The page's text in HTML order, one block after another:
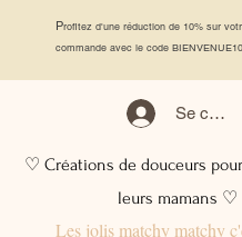
Profitez d'une réduction de 10% sur
commande avec le code BIENVENUE10
Se
♡ Créations de douceurs
leurs mamans ♡
Les jolis matchy matchy